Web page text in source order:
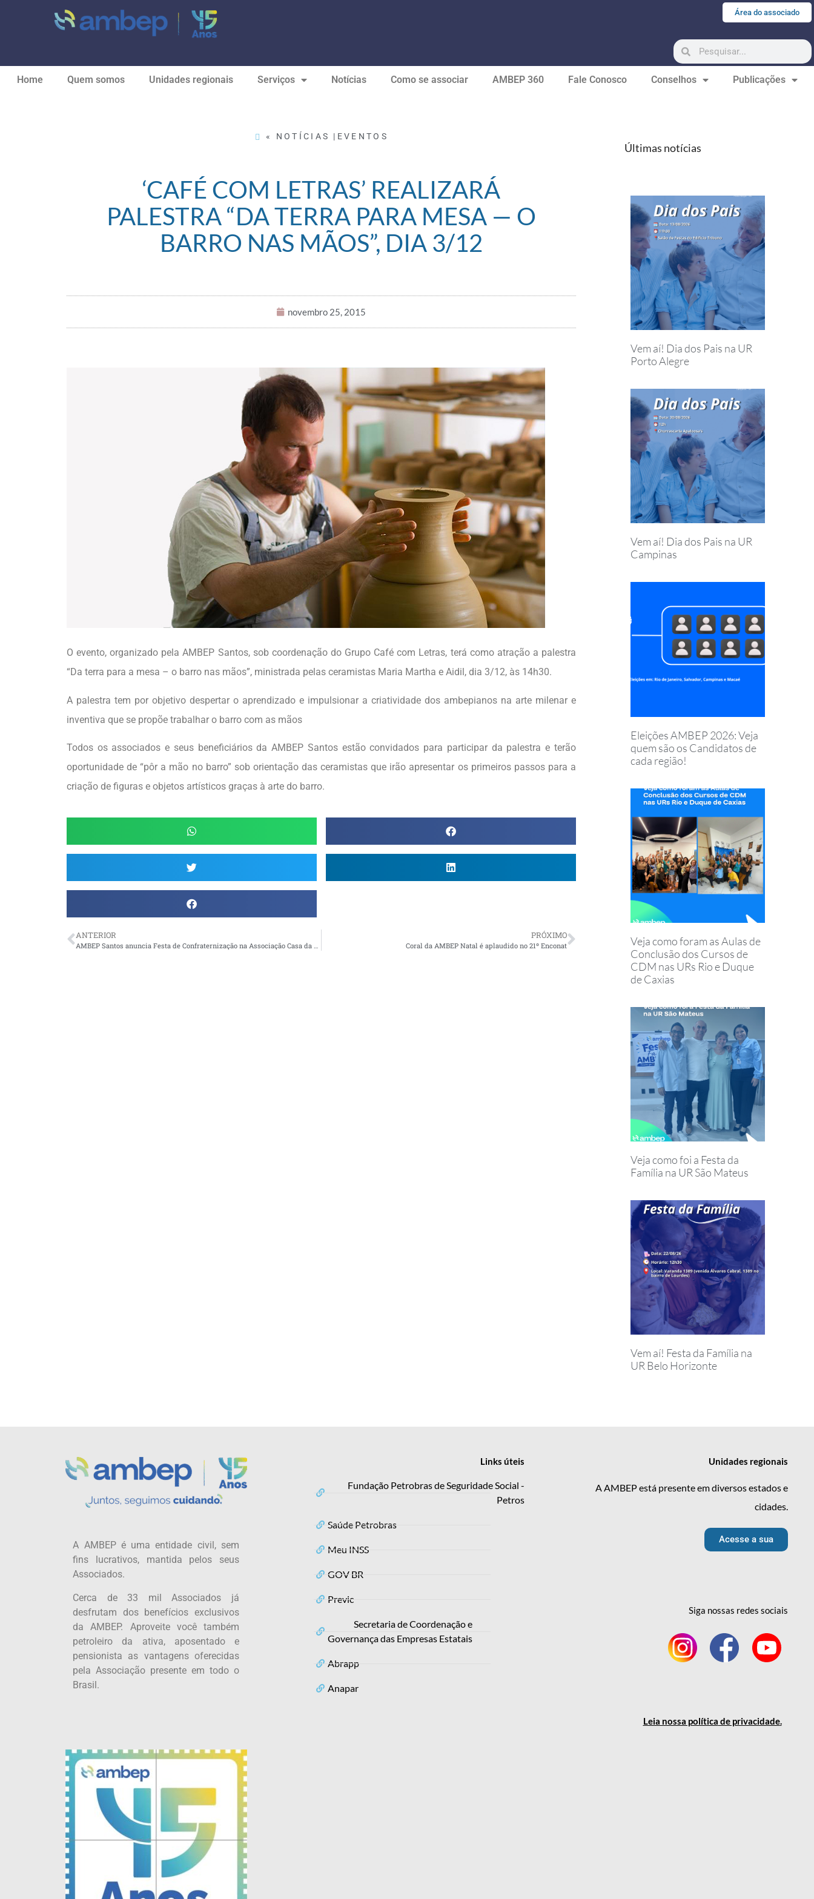
Área do associado
Home Quem somos Unidades regionais Serviços Notícias Como se associar AMBEP 360 Fale Conosco Conselhos Publicações
« NOTÍCIAS | EVENTOS
‘CAFÉ COM LETRAS’ REALIZARÁ
PALESTRA “DA TERRA PARA MESA — O
BARRO NAS MÃOS”, DIA 3/12
novembro 25, 2015
O evento, organizado pela AMBEP Santos, sob coordenação do Grupo Café com Letras, terá como atração a palestra
“Da terra para a mesa – o barro nas mãos”, ministrada pelas ceramistas Maria Martha e Aidil, dia 3/12, às 14h30.
A palestra tem por objetivo despertar o aprendizado e impulsionar a criatividade dos ambepianos na arte milenar e
inventiva que se propõe trabalhar o barro com as mãos
Todos os associados e seus beneficiários da AMBEP Santos estão convidados para participar da palestra e terão
oportunidade de “pôr a mão no barro” sob orientação das ceramistas que irão apresentar os primeiros passos para a
criação de figuras e objetos artísticos graças à arte do barro.
ANTERIOR PRÓXIMO
Coral da AMBEP Natal é aplaudido no 21º Enconat
Últimas notícias
Vem aí! Dia dos Pais na UR
Porto Alegre
Vem aí! Dia dos Pais na UR
Campinas
Eleições AMBEP 2026: Veja
quem são os Candidatos de
cada região!
Veja como foram as Aulas de
Conclusão dos Cursos de
CDM nas URs Rio e Duque
de Caxias
Veja como foi a Festa da
Família na UR São Mateus
Vem aí! Festa da Família na
UR Belo Horizonte
A AMBEP é uma entidade civil, sem
fins lucrativos, mantida pelos seus
Associados.
Cerca de 33 mil Associados já
desfrutam dos benefícios exclusivos
da AMBEP. Aproveite você também
petroleiro da ativa, aposentado e
pensionista as vantagens oferecidas
pela Associação presente em todo o
Brasil.
Links úteis
Fundação Petrobras de Seguridade Social -
Petros
Saúde Petrobras
Meu INSS
GOV BR
Previc
Secretaria de Coordenação e
Governança das Empresas Estatais
Abrapp
Anapar
Unidades regionais
A AMBEP está presente em diversos estados e
cidades.
Acesse a sua
Siga nossas redes sociais
Leia nossa política de privacidade.